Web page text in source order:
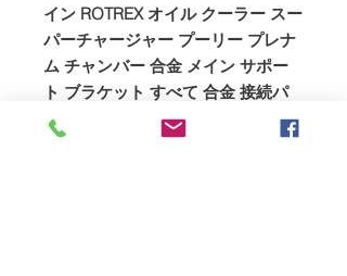
イン ROTREX オイル クーラー スー
パーチャージャー プーリー プレナ
ム チャンバー 合金 メイン サポー
ト ブラケット すべて 合金 接続パ
イプ すべて シリコン ホースとクリ
ップアダプタープラグ取り付け説明